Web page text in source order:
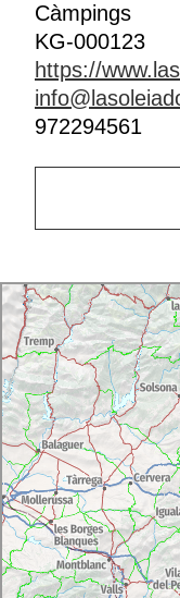
Càmpings
KG-000123
https://
972294561